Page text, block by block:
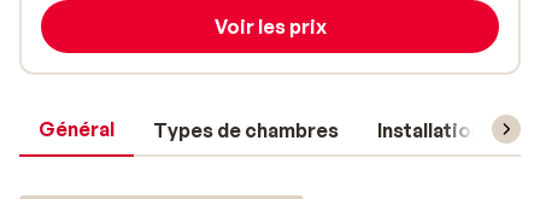
Général Types de chambres Installations
Voir les prix